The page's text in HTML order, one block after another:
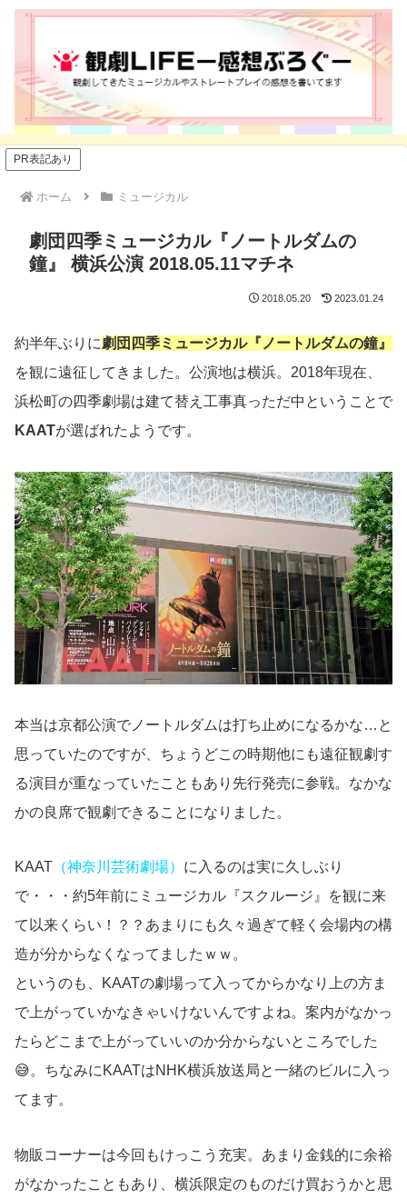
PR表記あり
ホーム ミュージカル
劇団四季ミュージカル『ノートルダムの
鐘』 横浜公演 2018.05.11マチネ
2018.05.20 2023.01.24
約半年ぶりに劇団四季ミュージカル『ノートルダムの鐘』
を観に遠征してきました。公演地は横浜。2018年現在、
浜松町の四季劇場は建て替え工事真っただ中ということで
KAATが選ばれたようです。
本当は京都公演でノートルダムは打ち止めになるかな…と
思っていたのですが、ちょうどこの時期他にも遠征観劇す
る演目が重なっていたこともあり先行発売に参戦。なかな
かの良席で観劇できることになりました。
KAAT （神奈川芸術劇場） に入るのは実に久しぶり
で・・・約5年前にミュージカル『スクルージ』を観に来
て以来くらい！？？あまりにも久々過ぎて軽く会場内の構
造が分からなくなってましたｗｗ。
というのも、KAATの劇場って入ってからかなり上の方ま
で上がっていかなきゃいけないんですよね。案内がなかっ
たらどこまで上がっていいのか分からないところでした
😅。ちなみにKAATはNHK横浜放送局と一緒のビルに入っ
てます。
物販コーナーは今回もけっこう充実。あまり金銭的に余裕
がなかったこともあり、横浜限定のものだけ買おうかと思